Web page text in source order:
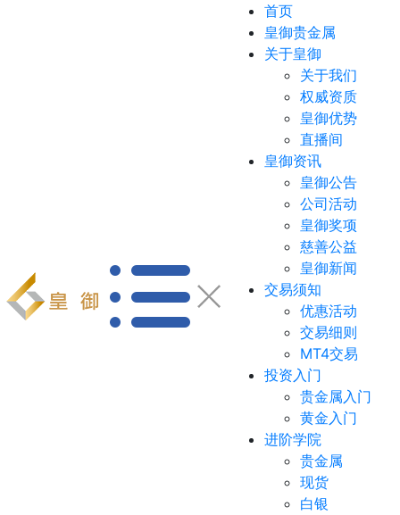
首页
皇御贵金属
关于皇御
关于我们
权威资质
皇御优势
直播间
皇御资讯
皇御公告
公司活动
皇御奖项
慈善公益
皇御新闻
交易须知
优惠活动
交易细则
MT4交易
投资入门
贵金属入门
黄金入门
进阶学院
贵金属
现货
白银